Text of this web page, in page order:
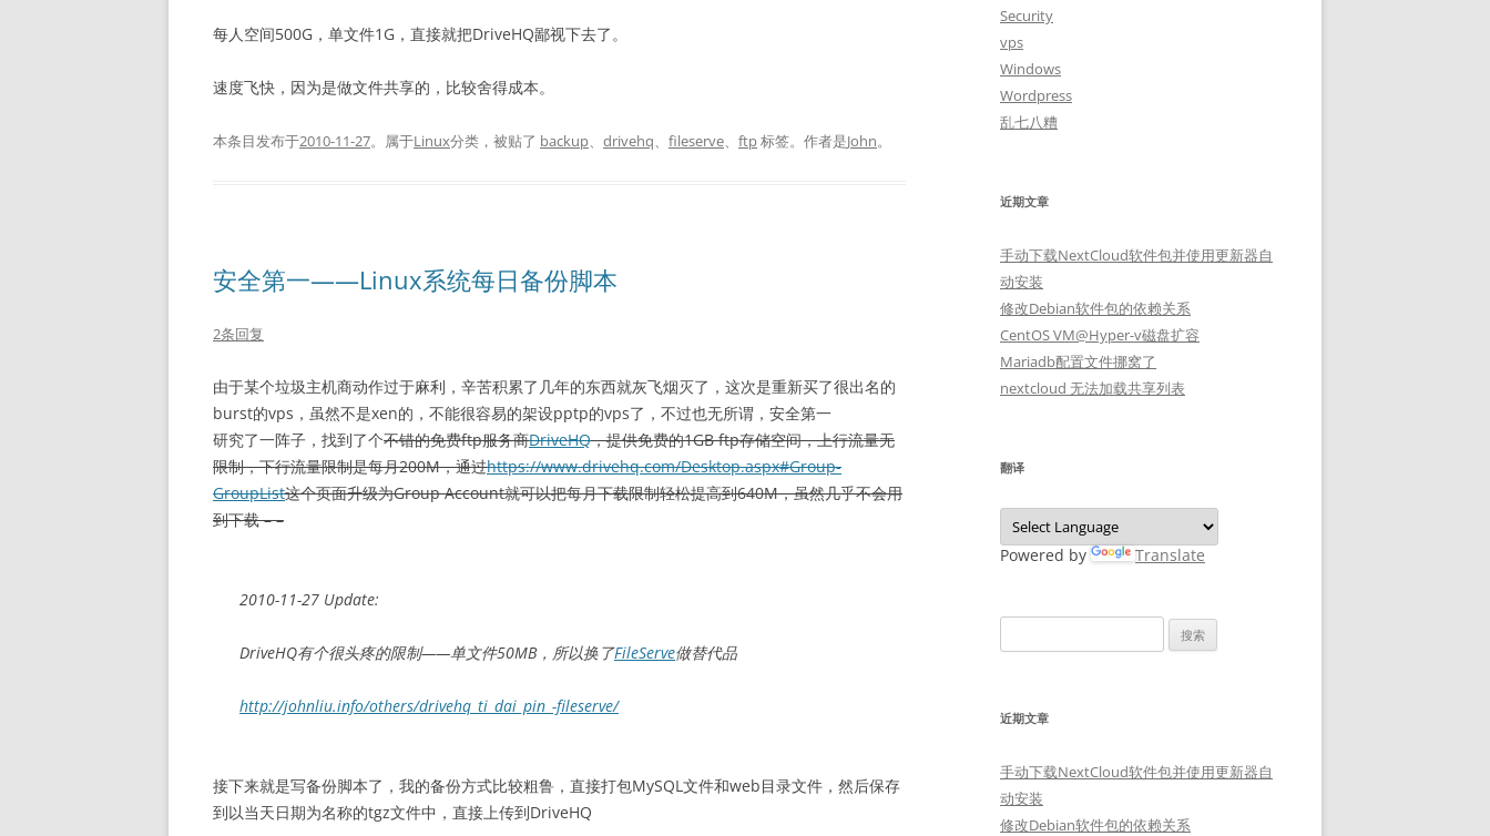
每人空间500G，单文件1G，直接就把DriveHQ鄙视下去了。
速度飞快，因为是做文件共享的，比较舍得成本。
本条目发布于2010-11-27。属于Linux分类，被贴了 backup、 drivehq、 fileserve、 ftp标签。 作者是John。
安全第一——Linux系统每日备份脚本
2条回复
由于某个垃圾主机商动作过于麻利，辛苦积累了几年的东西就灰飞烟灭了，这次是重新买了很出名的
burst的vps，虽然不是xen的，不能很容易的架设pptp的vps了，不过也无所谓，安全第一
研究了一阵子，找到了个不错的免费ftp服务商DriveHQ，提供免费的1GB ftp存储空间，上行流量无
限制，下行流量限制是每月200M，通过https://www.drivehq.com/Desktop.aspx#Group-
GroupList这个页面升级为Group Account就可以把每月下载限制轻松提高到640M，虽然几乎不会用
到下载 – –
2010-11-27 Update:
DriveHQ有个很头疼的限制——单文件50MB，所以换了FileServe做替代品
http://johnliu.info/others/drivehq_ti_dai_pin_-fileserve/
接下来就是写备份脚本了，我的备份方式比较粗鲁，直接打包MySQL文件和web目录文件，然后保存
到以当天日期为名称的tgz文件中，直接上传到DriveHQ
Security
vps
Windows
Wordpress
乱七八糟
近期文章
手动下载NextCloud软件包并使用更新器自
动安装
修改Debian软件包的依赖关系
CentOS VM@Hyper-v磁盘扩容
Mariadb配置文件挪窝了
nextcloud 无法加载共享列表
翻译
Powered by Translate
索：
近期文章
手动下载NextCloud软件包并使用更新器自
动安装
修改Debian软件包的依赖关系